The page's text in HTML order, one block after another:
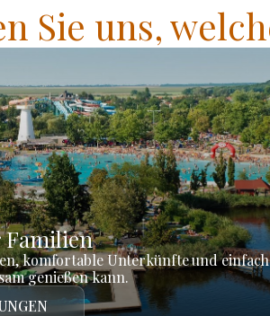
Sie uns,
komfortable Unterkünfte und
genießen kann.